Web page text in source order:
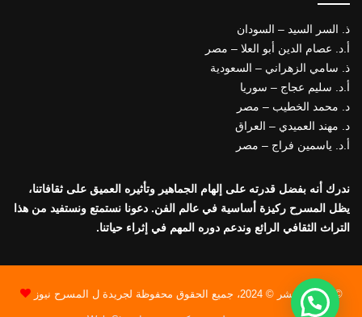
ذ. السر السيد – السودان
أ.د. عصام الدين أبو العلا – مصر
ذ. سامي الزهراني – السعودية
أ.د. سليم عجاج – سوريا
د. محمد الخطيب – مصر
د. مهند العميدي – العراق
أ.د. ياسمين فراج – مصر
ندرك أنه بفضل قدرته على إلهام الجماهير وتأثيره العميق على ثقافاتنا،
يظل المسرح ركيزة أساسية في عالم الفن. دعونا نستمتع ونستفيد من هذا
التراث الثقافي الرائع وندعم دوره المهم في إثراء حياتنا.
© حقوق النشر © 2024، جميع الحقوق محفوظة لجريدة ل المسرح نيوز